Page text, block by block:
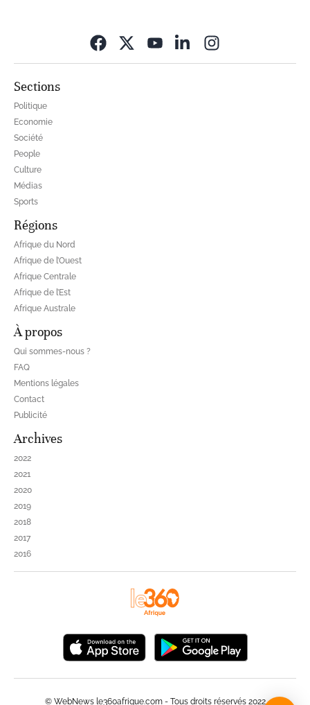
Sections
Politique
Economie
Société
People
Culture
Médias
Sports
Régions
Afrique du Nord
Afrique de l’Ouest
Afrique Centrale
Afrique de l’Est
Afrique Australe
À propos
Qui sommes-nous ?
FAQ
Mentions légales
Contact
Publicité
Archives
2022
2021
2020
2019
2018
2017
2016
© WebNews le360afrique.com - Tous droits réservés 2022